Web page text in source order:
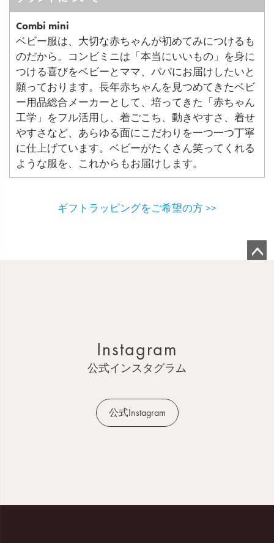
Combi mini
ベビー服は、大切な赤ちゃんが初めてみにつけるも
のだから。コンビミニは「本当にいいもの」を身に
つける喜びをベビーとママ、パパにお届けしたいと
願っております。長年赤ちゃんを見つめてきたベビ
ー用品総合メーカーとして、培ってきた「赤ちゃん
工学」をフル活用し、着ごこち、動きやすさ、着せ
やすさなど、あらゆる面にこだわりを一つ一つ丁寧
に仕上げています。ベビーがたくさん笑ってくれる
ような服を、これからもお届けします。
ギフトラッピングをご希望の方 >>
Instagram
公式インスタグラム
公式Instagram